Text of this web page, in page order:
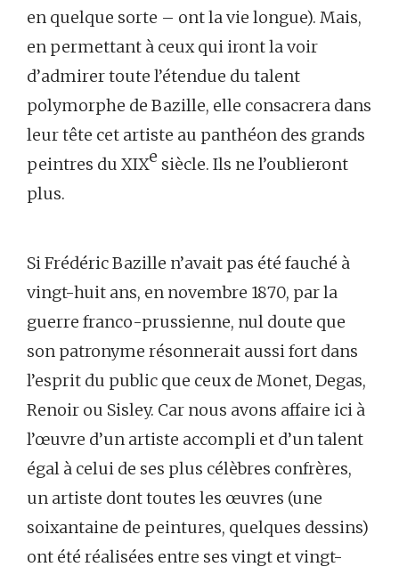
en quelque sorte – ont la vie longue). Mais,
en permettant à ceux qui iront la voir
d’admirer toute l’étendue du talent
polymorphe de Bazille, elle consacrera dans
leur tête cet artiste au panthéon des grands
peintres du XIXe siècle. Ils ne l’oublieront
plus.
Si Frédéric Bazille n’avait pas été fauché à
vingt-huit ans, en novembre 1870, par la
guerre franco-prussienne, nul doute que
son patronyme résonnerait aussi fort dans
l’esprit du public que ceux de Monet, Degas,
Renoir ou Sisley. Car nous avons affaire ici à
l’œuvre d’un artiste accompli et d’un talent
égal à celui de ses plus célèbres confrères,
un artiste dont toutes les œuvres (une
soixantaine de peintures, quelques dessins)
ont été réalisées entre ses vingt et vingt-